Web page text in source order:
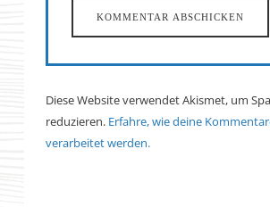
Diese Website verwendet Akismet, um
reduzieren. Erfahre, wie deine
verarbeitet werden.